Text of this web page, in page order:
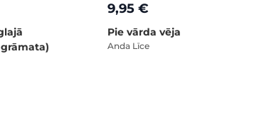
grāmata)
9,95 €
Pie vārda vēja
Anda Līce